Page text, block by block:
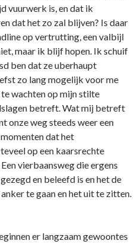
vuurwerk is, en dat ik
dat het zo zal blijven? Is daar
op vertrutting, een valbijl
maar ik blijf hopen. Ik schuif
ben dat ze uberhaupt
zo lang mogelijk voor me
wachten op mijn stilte
betreft. Wat mij betreft
onze weg steeds weer een
dat het
op een kaarsrechte
vierbaansweg die ergens
en beleefd is en het de
te gaan en het uit te zitten.
er langzaam gewoontes